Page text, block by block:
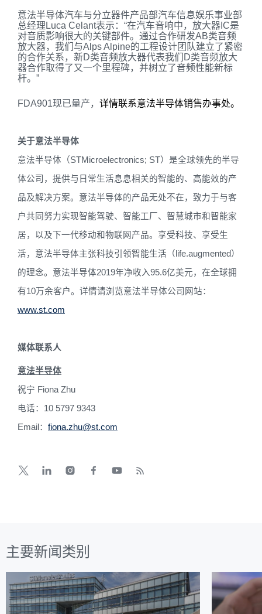
意法半导体汽车与分立器件产品部汽车信息娱乐事业部
总经理 Luca Celant表示： “在汽车音响中，放大器 IC是
对音质影响很大的关键部件。通过合作研发AB类音频
放大器， 我们与Alps Alpine的工程设计团队建立了紧密
的合作关系，新D类音频放大器代表我们 D类音频放大
器合作取得了又一个里程碑，并树立了音频性能新标
杆。 ”
FDA901现已量产， 详情联系意法半导体销售办事处。
关于意法半导体
意法半导体（STMicroelectronics; ST）是全球领先的半导
体公司，提供与日常生活息息相关的智能的、高能效的产
品及解决方案。意法半导体的产品无处不在，致力于与客
户共同努力实现智能驾驶、智能工厂、智慧城市和智能家
居，以及下一代移动和物联网产品。享受科技、享受生
活，意法半导体主张科技引领智能生活（ life.augmented）
的理念。意法半导体2019年净收入95.6亿美元，在全球拥
有10万余客户。详情请浏览意法半导体公司网站：
www.st.com
媒体联系人
意法半导体
祝宁 Fiona Zhu
电话： 10 5797 9343
Email ： fiona.zhu@st.com
主要新闻类别